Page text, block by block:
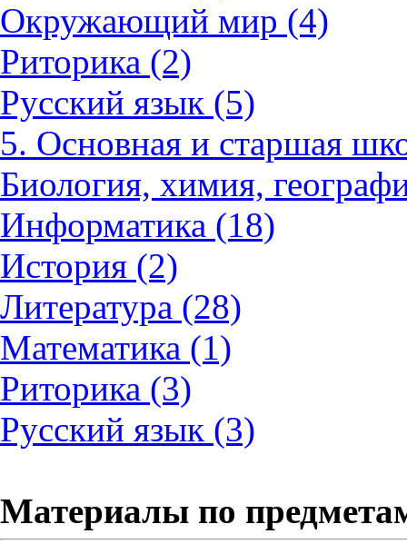
Окружающий мир (4)
Риторика (2)
Русский язык (5)
5. Основная и старшая
Биология, химия,
Информатика (18)
История (2)
Литература (28)
Математика (1)
Риторика (3)
Русский язык (3)
Материалы по